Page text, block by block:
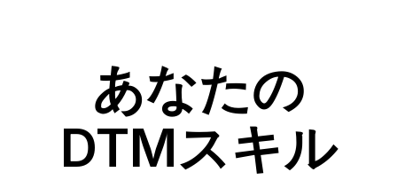
あなたの
DTMスキル